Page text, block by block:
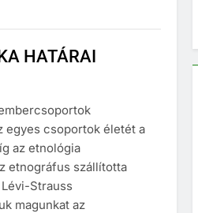
HATÁRAI
egyes csoportok életét a
az etnológia
etnográfus szállította
Strauss
magunkat az